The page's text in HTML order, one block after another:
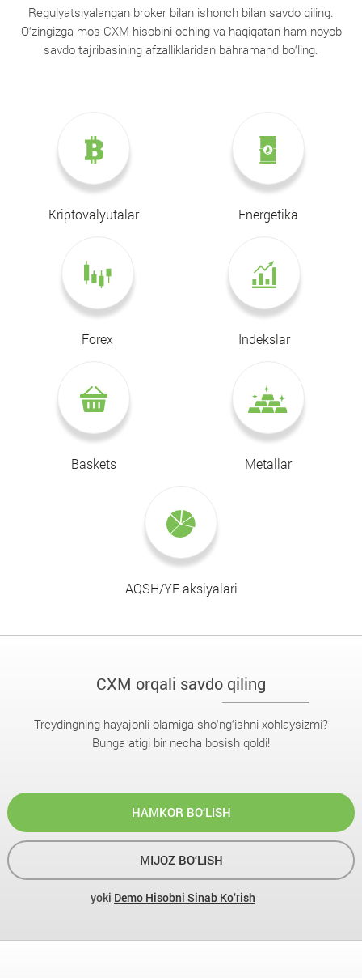
Regulyatsiyalangan broker bilan ishonch bilan savdo qiling.
O‘zingizga mos CXM hisobini oching va haqiqatan ham noyob
savdo tajribasining afzalliklaridan bahramand bo‘ling.
Kriptovalyutalar Energetika
Forex Indekslar
Baskets Metallar
AQSH/YE aksiyalari
CXM orqali savdo qiling
Treydingning hayajonli olamiga sho‘ng‘ishni xohlaysizmi?
Bunga atigi bir necha bosish qoldi!
HAMKOR BO‘LISH
MIJOZ BO‘LISH
yoki Demo Hisobni Sinab Ko‘rish